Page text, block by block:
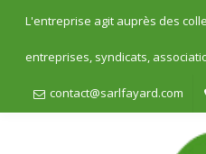
L'entreprise agit auprès des
entreprises, syndicats,
contact@sarlfayard.com